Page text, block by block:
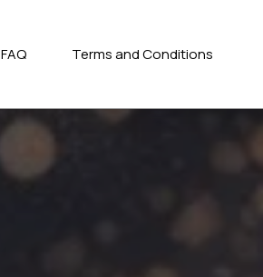
FAQ Terms and Conditions